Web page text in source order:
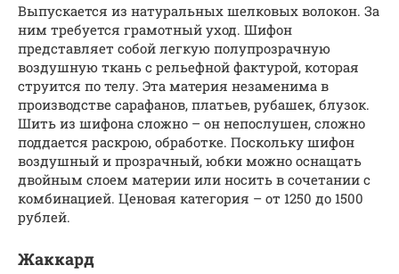
Выпускается из натуральных шелковых волокон. За
ним требуется грамотный уход. Шифон
представляет собой легкую полупрозрачную
воздушную ткань с рельефной фактурой, которая
струится по телу. Эта материя незаменима в
производстве сарафанов, платьев, рубашек, блузок.
Шить из шифона сложно – он непослушен, сложно
поддается раскрою, обработке. Поскольку шифон
воздушный и прозрачный, юбки можно оснащать
двойным слоем материи или носить в сочетании с
комбинацией. Ценовая категория – от 1250 до 1500
рублей.
Жаккард